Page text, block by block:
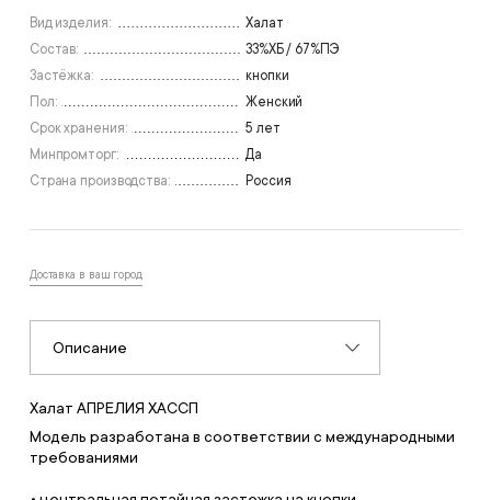
Вид изделия:
Халат
Состав:
33%ХБ / 67%ПЭ
Застёжка:
кнопки
Пол:
Женский
Срок хранения:
5 лет
Минпромторг:
Да
Страна производства:
Россия
Доставка в ваш город
Описание
Халат АПРЕЛИЯ ХАССП
Модель разработана в соответствии с международными
требованиями